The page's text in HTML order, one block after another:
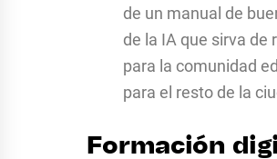
de un manual de
de la IA que sirva de
para la comunidad
para el resto de la
Formación